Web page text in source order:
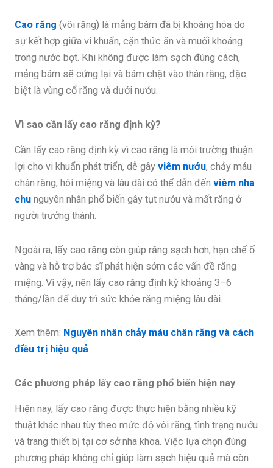
Cao răng (vôi răng) là mảng bám đã bị khoáng hóa do
sự kết hợp giữa vi khuẩn, cặn thức ăn và muối khoáng
trong nước bọt. Khi không được làm sạch đúng cách,
mảng bám sẽ cứng lại và bám chặt vào thân răng, đặc
biệt là vùng cổ răng và dưới nướu.
Vì sao cần lấy cao răng định kỳ?
Cần lấy cao răng định kỳ vì cao răng là môi trường thuận
lợi cho vi khuẩn phát triển, dễ gây viêm nướu, chảy máu
chân răng, hôi miệng và lâu dài có thể dẫn đến viêm nha
chu nguyên nhân phổ biến gây tụt nướu và mất răng ở
người trưởng thành.
Ngoài ra, lấy cao răng còn giúp răng sạch hơn, hạn chế ố
vàng và hỗ trợ bác sĩ phát hiện sớm các vấn đề răng
miệng. Vì vậy, nên lấy cao răng định kỳ khoảng 3–6
tháng/lần để duy trì sức khỏe răng miệng lâu dài.
Xem thêm: Nguyên nhân chảy máu chân răng và cách
điều trị hiệu quả
Các phương pháp lấy cao răng phổ biến hiện nay
Hiện nay, lấy cao răng được thực hiện bằng nhiều kỹ
thuật khác nhau tùy theo mức độ vôi răng, tình trạng nướu
và trang thiết bị tại cơ sở nha khoa. Việc lựa chọn đúng
phương pháp không chỉ giúp làm sạch hiệu quả mà còn